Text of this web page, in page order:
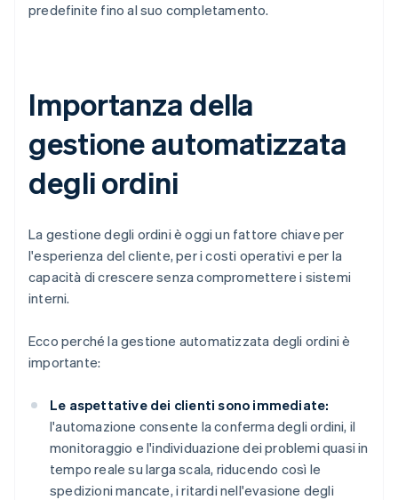
predefinite fino al suo completamento.
Importanza della
gestione automatizzata
degli ordini
La gestione degli ordini è oggi un fattore chiave per
l'esperienza del cliente, per i costi operativi e per la
capacità di crescere senza compromettere i sistemi
interni.
Ecco perché la gestione automatizzata degli ordini è
importante:
Le aspettative dei clienti sono immediate:
l'automazione consente la conferma degli ordini, il
monitoraggio e l'individuazione dei problemi quasi in
tempo reale su larga scala, riducendo così le
spedizioni mancate, i ritardi nell'evasione degli